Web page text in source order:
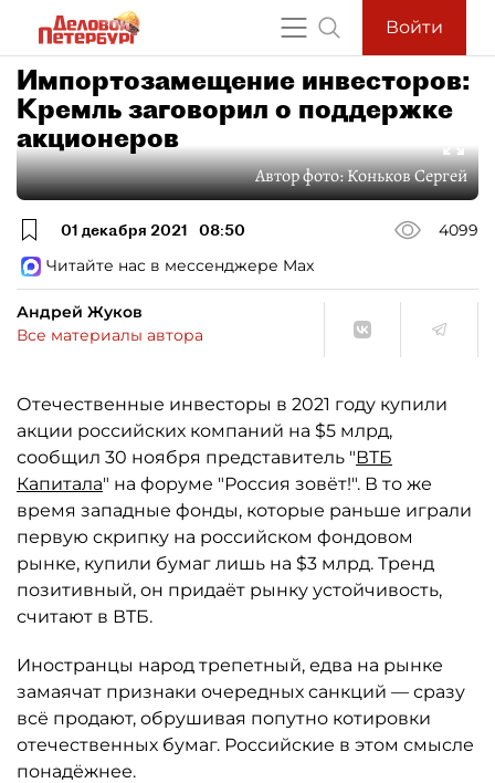
Войти
Импортозамещение инвесторов:
Кремль заговорил о поддержке
акционеров
Автор фото:Коньков Сергей
01 декабря 2021 08:50
4099
Читайте нас в мессенджере Max
Андрей Жуков
Все материалы автора
Отечественные инвесторы в 2021 году купили
акции российских компаний на $5 млрд,
сообщил 30 ноября представитель "ВТБ
Капитала" на форуме "Россия зовёт!". В то же
время западные фонды, которые раньше играли
первую скрипку на российском фондовом
рынке, купили бумаг лишь на $3 млрд. Тренд
позитивный, он придаёт рынку устойчивость,
считают в ВТБ.
Иностранцы народ трепетный, едва на рынке
замаячат признаки очередных санкций — сразу
всё продают, обрушивая попутно котировки
отечественных бумаг. Российские в этом смысле
понадёжнее.